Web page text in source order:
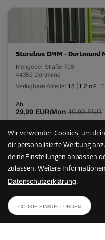
Wir verwenden Cookies, um
dir personalisierte Werbung
deine Einstellungen anpassen
zulassen. Weitere
Datenschutzerklärung.
COOKIE-EINSTELLUNGEN
Volumen: 12,6 m³
B: 2,8m
Ab
105,00 EUR/Mon
94,49 EUR/Mon
Abteil 25
Fläche: 5,8 m²
Volumen: 16,2 m³
L: m B: 1,7m 2,8
Ab
Storebox DMM - Dortmund
Mengeder Straße 708
44359 Dortmund
Verfügbare Abteile: 18 ( 1,2 m² -
Ab
29,99 EUR/Mon 40,00 EUR
Nur noch 2 Abteile frei
58453 Witten
33,29 EUR/Mon